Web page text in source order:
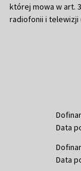
której mowa w art.
radiofonii i telewizji
Data
Data